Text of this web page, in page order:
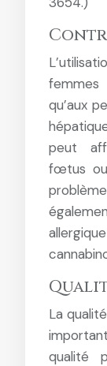
femmes
qu’aux
peut
fœtus ou
La
qualité